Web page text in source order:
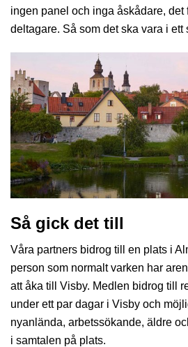
ingen panel och inga åskådare, det
deltagare. Så som det ska vara i ett
Så gick det till
Våra partners bidrog till en plats i
person som normalt varken har
att åka till Visby. Medlen bidrog till
under ett par dagar i Visby och
nyanlända, arbetssökande, äldre
i samtalen på plats.